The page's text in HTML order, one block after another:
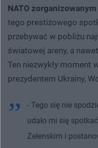
NATO
tego prestiżowego
przebywać w pobliżu
światowej areny, a
Ten niezwykły moment
prezydentem Ukrainy,
- Tego się nie
udało mi się
Zełenskim i